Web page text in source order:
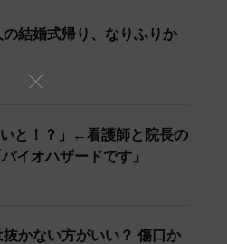
えば手術のときに同意書に
患者や医者を守るためのも
ません。手術の結果、悪い
失責任が問われ、訴訟され
当な理由にならず、訴えら
だけを考えて」
結婚式帰り、なりふりか
と！？」←看護師と院長の
イオハザードです」
かない方がいい？ 傷口か